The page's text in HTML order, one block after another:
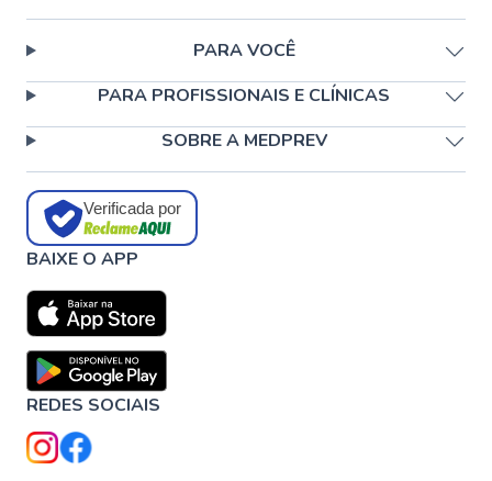
PARA VOCÊ
PARA PROFISSIONAIS E CLÍNICAS
SOBRE A MEDPREV
Verificada por
BAIXE O APP
REDES SOCIAIS